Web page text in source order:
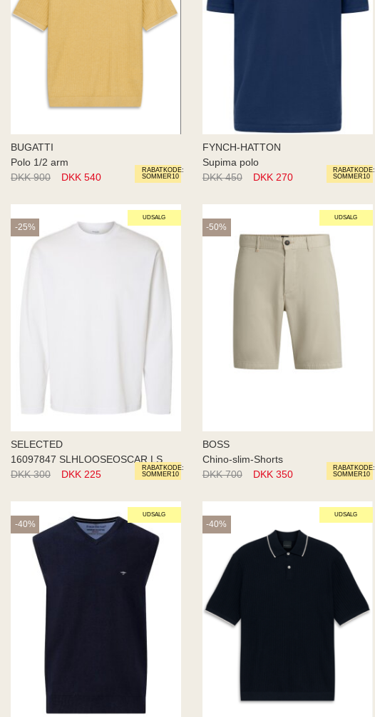
RABATKODE:
SOMMER10
BUGATTI
Polo 1/2 arm
DKK 900
DKK 540
RABATKODE:
SOMMER10
FYNCH-HATTON
Supima polo
DKK 450
DKK 270
UDSALG
RABATKODE:
SOMMER10
-25%
SELECTED
16097847 SLHLOOSEOSCAR LS O-NE
DKK 300
DKK 225
UDSALG
RABATKODE:
SOMMER10
-50%
BOSS
Chino-slim-Shorts
DKK 700
DKK 350
UDSALG
-40%
UDSALG
-40%